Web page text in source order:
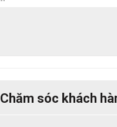
Chăm sóc khách